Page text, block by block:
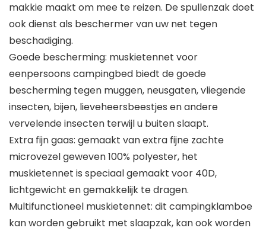
makkie maakt om mee te reizen. De spullenzak doet
ook dienst als beschermer van uw net tegen
beschadiging.
Goede bescherming: muskietennet voor
eenpersoons campingbed biedt de goede
bescherming tegen muggen, neusgaten, vliegende
insecten, bijen, lieveheersbeestjes en andere
vervelende insecten terwijl u buiten slaapt.
Extra fijn gaas: gemaakt van extra fijne zachte
microvezel geweven 100% polyester, het
muskietennet is speciaal gemaakt voor 40D,
lichtgewicht en gemakkelijk te dragen.
Multifunctioneel muskietennet: dit campingklamboe
kan worden gebruikt met slaapzak, kan ook worden